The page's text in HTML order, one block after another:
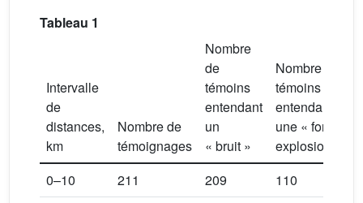
Tableau 1
Intervalle
de
distances,
km
Nombre de
témoignages
Nombre
de
témoins
entendant
un
« bruit »
Nombre de
témoins
entendant
une « forte
explosion »
0–10
211 209 110